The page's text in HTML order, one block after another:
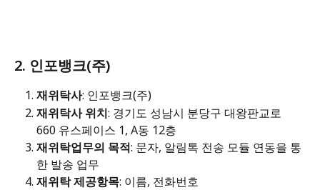
2. 인포뱅크(주)
재위탁사: 인포뱅크(주)
재위탁사 위치: 경기도 성남시 분당구 대왕판교로
660 유스페이스 1, A동 12층
재위탁업무의 목적: 문자, 알림톡 전송 모듈 연동을 통
한 발송 업무
재위탁 제공항목: 이름, 전화번호